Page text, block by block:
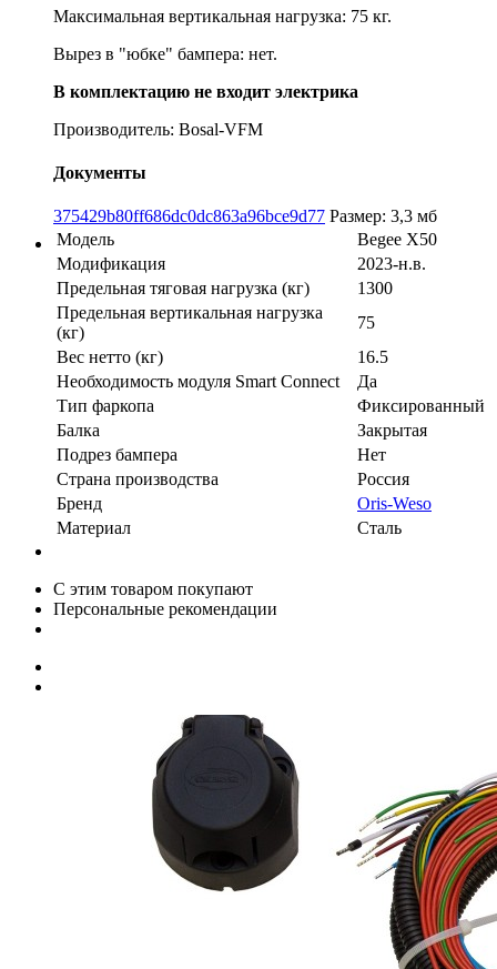
Максимальная вертикальная нагрузка: 75 кг.
Вырез в "юбке" бампера: нет.
В комплектацию не входит электрика
Производитель: Bosal-VFM
Документы
375429b80ff686dc0dc863a96bce9d77 Размер: 3,3 мб
Модель
Begee X50
Модификация
2023-н.в.
Предельная тяговая нагрузка (кг)
1300
Предельная вертикальная нагрузка
(кг)
75
Вес нетто (кг)
16.5
Необходимость модуля Smart Connect
Да
Тип фаркопа
Фиксированный
Балка
Закрытая
Подрез бампера
Нет
Страна производства
Россия
Бренд
Oris-Weso
Материал
Сталь
С этим товаром покупают
Персональные рекомендации